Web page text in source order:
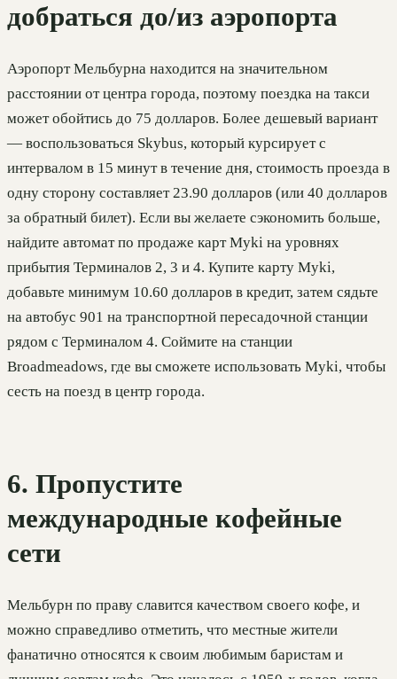
добраться до/из аэропорта
Аэропорт Мельбурна находится на значительном
расстоянии от центра города, поэтому поездка на такси
может обойтись до 75 долларов. Более дешевый вариант
— воспользоваться Skybus, который курсирует с
интервалом в 15 минут в течение дня, стоимость проезда в
одну сторону составляет 23.90 долларов (или 40 долларов
за обратный билет). Если вы желаете сэкономить больше,
найдите автомат по продаже карт Myki на уровнях
прибытия Терминалов 2, 3 и 4. Купите карту Myki,
добавьте минимум 10.60 долларов в кредит, затем сядьте
на автобус 901 на транспортной пересадочной станции
рядом с Терминалом 4. Соймите на станции
Broadmeadows, где вы сможете использовать Myki, чтобы
сесть на поезд в центр города.
6. Пропустите
международные кофейные
сети
Мельбурн по праву славится качеством своего кофе, и
можно справедливо отметить, что местные жители
фанатично относятся к своим любимым баристам и